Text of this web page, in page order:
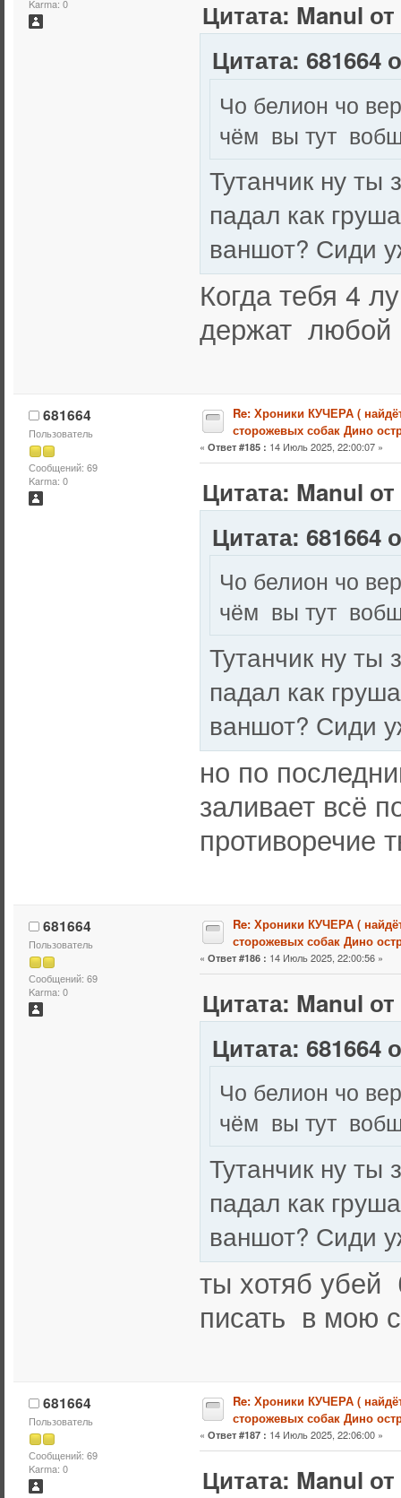
Karma: 0
Цитата: Manul
Цитата: 681664
Чо белион чо
чём вы тут
Тутанчик ну ты
падал как
ваншот? Сиди
Когда тебя 4
держат любой
681664
Пользователь
Сообщений: 69
Karma: 0
Re: Хроники КУЧЕРА (
сторожевых собак Дино
« Ответ #185 : 14 Июль 2025, 22:00:07 »
Цитата: Manul
Цитата: 681664
Чо белион чо
чём вы тут
Тутанчик ну ты
падал как
ваншот? Сиди
но по
заливает всё
противоречие
681664
Пользователь
Сообщений: 69
Karma: 0
Re: Хроники КУЧЕРА (
сторожевых собак Дино
« Ответ #186 : 14 Июль 2025, 22:00:56 »
Цитата: Manul
Цитата: 681664
Чо белион чо
чём вы тут
Тутанчик ну ты
падал как
ваншот? Сиди
ты хотяб
писать в мою
681664
Пользователь
Сообщений: 69
Karma: 0
Re: Хроники КУЧЕРА (
сторожевых собак Дино
« Ответ #187 : 14 Июль 2025, 22:06:00 »
Цитата: Manul